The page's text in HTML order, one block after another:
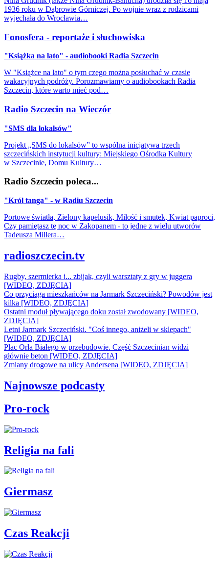
1936 roku w Dąbrowie Górniczej. Po wojnie wraz z rodzicami
wyjechała do Wrocławia…
Fonosfera - reportaże i słuchowiska
"Książka na lato" - audiobooki Radia Szczecin
W "Książce na lato" o tym czego można posłuchać w czasie
wakacyjnych podróży. Porozmawiamy o audiobookach Radia
Szczecin, które warto mieć pod…
Radio Szczecin na Wieczór
"SMS dla lokalsów"
Projekt „SMS do lokalsów” to wspólna inicjatywa trzech
szczecińskich instytucji kultury: Miejskiego Ośrodka Kultury
w Szczecinie, Domu Kultury…
Radio Szczecin poleca...
"Król tanga" - w Radiu Szczecin
Portowe światła, Zielony kapelusik, Miłość i smutek, Kwiat paproci,
Czy pamiętasz tę noc w Zakopanem - to jedne z wielu utworów
Tadeusza Millera…
radioszczecin.tv
Rugby, szermierka i... zbijak, czyli warsztaty z gry w juggera
[WIDEO, ZDJĘCIA]
Co przyciąga mieszkańców na Jarmark Szczeciński? Powodów jest
kilka [WIDEO, ZDJĘCIA]
Ostatni moduł pływającego doku został zwodowany [WIDEO,
ZDJĘCIA]
Letni Jarmark Szczeciński. "Coś innego, aniżeli w sklepach"
[WIDEO, ZDJĘCIA]
Plac Orła Białego w przebudowie. Część Szczecinian widzi
głównie beton [WIDEO, ZDJĘCIA]
Zmiany drogowe na ulicy Andersena [WIDEO, ZDJĘCIA]
Najnowsze podcasty
Pro-rock
Religia na fali
Giermasz
Czas Reakcji